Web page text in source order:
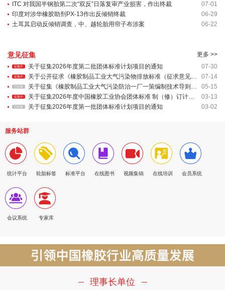
ITC 对我国半钢胎第二次“双反”日落复审产业损害，作出终裁
07-01
印度对涉华橡胶助剂PX-13作出反倾销终裁
06-29
土耳其启动反倾销调查，中、越轮胎用帘子布涉案
06-22
意见征集 更多 >>
征集中 关于征集2026年度第二批团体标准计划项目的通知 07-30
征集中 关于公开征求《橡胶制品工业大气污染物排放标准（征求意见稿）》意见的通知 07-14
已结束 关于征集《橡胶制品工业大气污染防治一厂一策编制技术导则》 团体标准起草单位和起草专家的通知 05-15
征集中 关于征集2026年度中国橡胶工业协会团体标准 制（修）订计划项目的通知 03-13
已结束 关于征集2026年度第一批团体标准计划项目的通知 03-02
服务站群
统计平台 轮胎标签 标准平台 在线图书 视频集锦 在线培训 会员系统
会议系统 专家库
理事长单位